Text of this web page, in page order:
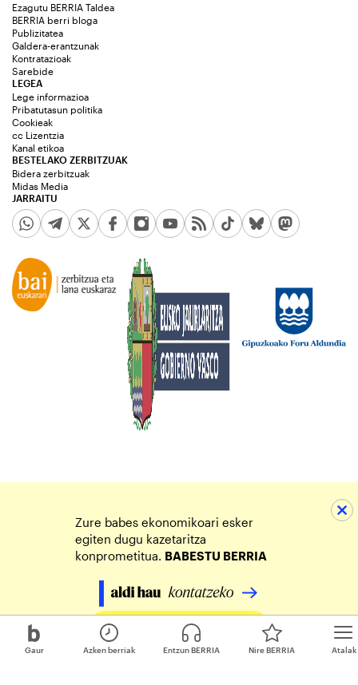
Gaur Atalak
Azken berriak Entzun BERRIA Nire BERRIA
Ezagutu BERRIA Taldea
BERRIA berri bloga
Publizitatea
Galdera-erantzunak
Kontratazioak
Sarebide
JARRAITU
LEGEA
Lege informazioa
Pribatutasun politika
Cookieak
cc Lizentzia
Kanal etikoa
BESTELAKO ZERBITZUAK
Bidera zerbitzuak
Midas Media
Zure babes ekonomikoari esker
egiten dugu kazetaritza
konprometitua. BABESTU BERRIA
Egin zure ekarpena